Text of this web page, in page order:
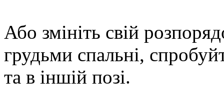
Або змініть свій
грудьми спальні,
та в іншій позі.